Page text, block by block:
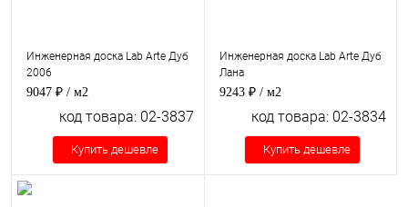
Инженерная доска Lab Arte Дуб
2006
9047 ₽ / м2
код товара: 02-3837
Купить дешевле
Инженерная доска Lab Arte Дуб
Лана
9243 ₽ / м2
код товара: 02-3834
Купить дешевле